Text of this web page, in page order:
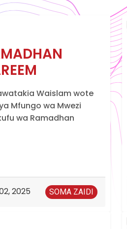
Waislam wote
Mfungo wa Mwezi
wa Ramadhan
2025 SOMA ZAIDI